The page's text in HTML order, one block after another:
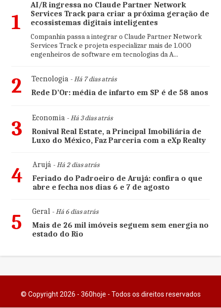
1
AI/R ingressa no Claude Partner Network
Services Track para criar a próxima geração de
ecossistemas digitais inteligentes
Companhia passa a integrar o Claude Partner Network
Services Track e projeta especializar mais de 1.000
engenheiros de software em tecnologias da A...
2 Tecnologia- Há 7 dias atrás
Rede D’Or: média de infarto em SP é de 58 anos
3 Economia- Há 3 dias atrás
Ronival Real Estate, a Principal Imobiliária de
Luxo do México, Faz Parceria com a eXp Realty
4 Arujá- Há 2 dias atrás
Feriado do Padroeiro de Arujá: confira o que
abre e fecha nos dias 6 e 7 de agosto
5 Geral- Há 6 dias atrás
Mais de 26 mil imóveis seguem sem energia no
estado do Rio
© Copyright 2026 - 360hoje - Todos os direitos reservados